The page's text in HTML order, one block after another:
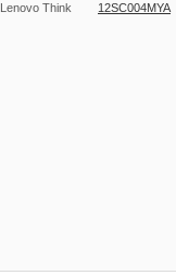
Lenovo Think 12SC004MYA